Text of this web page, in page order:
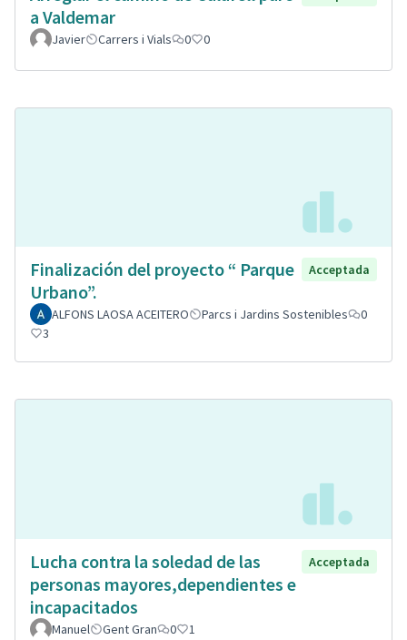
a Valdemar
Javier Carrers i Vials 0 0
Finalización del proyecto “ Parque
Urbano”.
Acceptada
ALFONS LAOSA ACEITERO Parcs i Jardins Sostenibles
0
3
Lucha contra la soledad de las
personas mayores,dependientes e
incapacitados
Acceptada
Manuel Gent Gran 0 1